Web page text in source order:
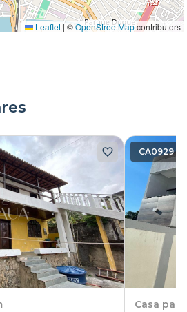
Leaflet |©OpenStreetMapcontributors
CA0929
Casa